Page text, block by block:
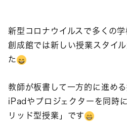
新型コロナウイルスで多くの学
創成館では新しい授業スタイ
た
教師が板書して一方的に進める
iPadやプロジェクターを同時
リッド型授業」です